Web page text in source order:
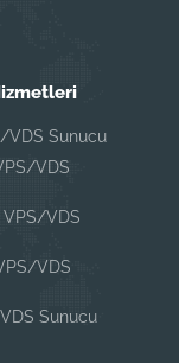
VDS Sunucu
VDS
VDS
VDS
Sunucu